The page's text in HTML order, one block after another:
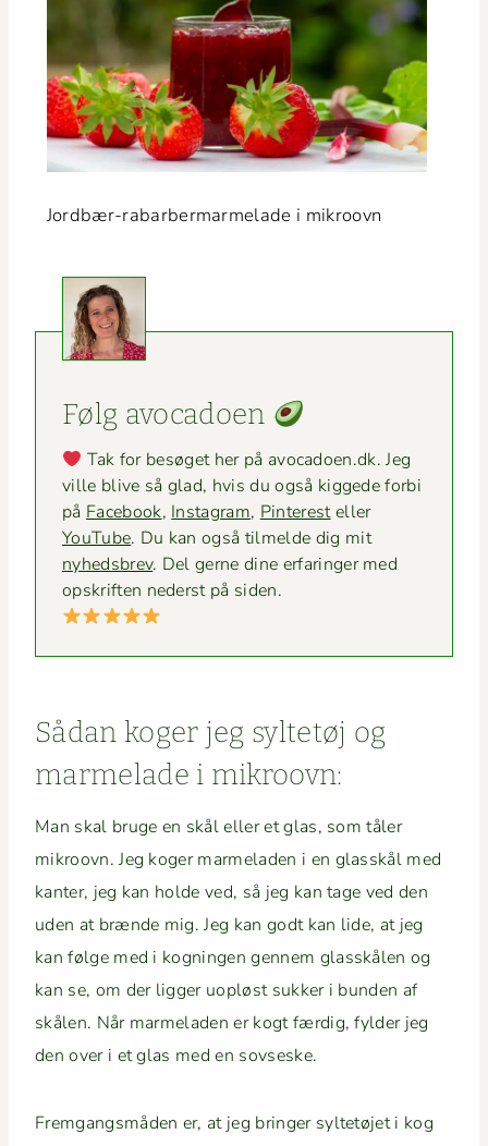
Jord­bær-rabar­ber­­marme­lade i mikroovn
Følg avo­ca­doen
Tak for besøget her på avocadoen.dk. Jeg
ville blive så glad, hvis du også kiggede for­bi
på Face­book, Insta­gram, Pin­ter­esteller
YouTube. Du kan også tilmelde dig mit
nyheds­brev. Del gerne dine erfaringer med
opskriften ned­er­st på siden.
Sådan koger jeg syl­tetøj og
marme­lade i mikroovn:
Man skal bruge en skål eller et glas, som tåler
mikroovn. Jeg koger marme­laden i en glasskål med
kan­ter, jeg kan holde ved, så jeg kan tage ved den
uden at brænde mig. Jeg kan godt kan lide, at jeg
kan følge med i kognin­gen gen­nem glasskålen og
kan se, om der lig­ger uopløst sukker i bun­den af
skålen. Når marme­laden er kogt færdig, fylder jeg
den over i et glas med en sovseske.
Frem­gangsmå­den er, at jeg bringer syl­tetø­jet i kog